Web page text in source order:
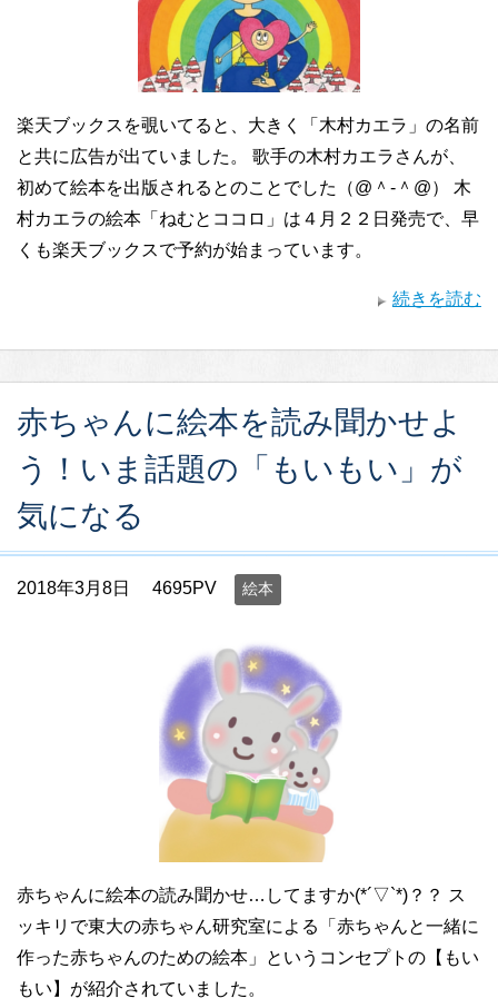
楽天ブックスを覗いてると、大きく「木村カエラ」の名前
と共に広告が出ていました。 歌手の木村カエラさんが、
初めて絵本を出版されるとのことでした（@＾-＾@） 木
村カエラの絵本「ねむとココロ」は４月２２日発売で、早
くも楽天ブックスで予約が始まっています。
続きを読む
赤ちゃんに絵本を読み聞かせよ
う！いま話題の「もいもい」が
気になる
2018年3月8日 4695PV 絵本
赤ちゃんに絵本の読み聞かせ…してますか(*´▽`*)？？ ス
ッキリで東大の赤ちゃん研究室による「赤ちゃんと一緒に
作った赤ちゃんのための絵本」というコンセプトの【もい
もい】が紹介されていました。